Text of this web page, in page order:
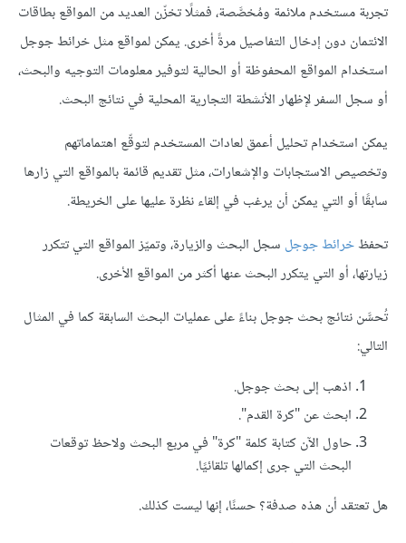
تجربة مستخدم ملائمة ومُخصَّصة، فمثلًا تخزّن العديد من المواقع بطاقات
الائتمان دون إدخال التفاصيل مرةً أخرى. يمكن لمواقع مثل خرائط جوجل
استخدام المواقع المحفوظة أو الحالية لتوفير معلومات التوجيه والبحث،
أو سجل السفر لإظهار الأنشطة التجارية المحلية في نتائج البحث.
يمكن استخدام تحليل أعمق لعادات المستخدم لتوقّع اهتماماتهم
وتخصيص الاستجابات والإشعارات، مثل تقديم قائمة بالمواقع التي زارها
سابقًا أو التي يمكن أن يرغب في إلقاء نظرة عليها على الخريطة.
تحفظخرائط جوجل سجل البحث والزيارة، وتميّز المواقع التي تتكرر
زيارتها، أو التي يتكرر البحث عنها أكثر من المواقع الأخرى.
تُحسَّن نتائج بحث جوجل بناءً على عمليات البحث السابقة كما في المثال
التالي:
اذهب إلى بحث جوجل.
ابحث عن "كرة القدم".
حاول الآن كتابة كلمة "كرة" في مربع البحث ولاحظ توقعات
البحث التي جرى إكمالها تلقائيًا.
هل تعتقد أن هذه صدفة؟ حسنًا، إنها ليست كذلك.